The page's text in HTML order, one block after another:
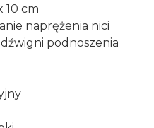
10 cm
naprężenia nici
podnoszenia